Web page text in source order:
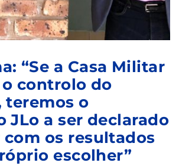
“Se a Casa Militar
controlo do
teremos o
JLo a ser declarado
os resultados
escolher”